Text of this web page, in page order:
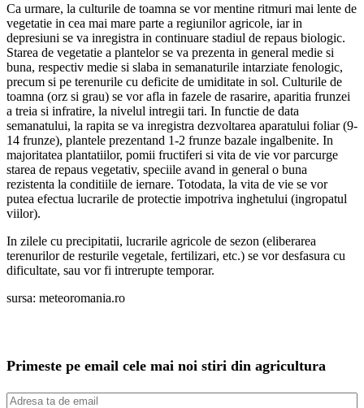
Ca urmare, la culturile de toamna se vor mentine ritmuri mai lente de
vegetatie in cea mai mare parte a regiunilor agricole, iar in
depresiuni se va inregistra in continuare stadiul de repaus biologic.
Starea de vegetatie a plantelor se va prezenta in general medie si
buna, respectiv medie si slaba in semanaturile intarziate fenologic,
precum si pe terenurile cu deficite de umiditate in sol. Culturile de
toamna (orz si grau) se vor afla in fazele de rasarire, aparitia frunzei
a treia si infratire, la nivelul intregii tari. In functie de data
semanatului, la rapita se va inregistra dezvoltarea aparatului foliar (9-
14 frunze), plantele prezentand 1-2 frunze bazale ingalbenite. In
majoritatea plantatiilor, pomii fructiferi si vita de vie vor parcurge
starea de repaus vegetativ, speciile avand in general o buna
rezistenta la conditiile de iernare. Totodata, la vita de vie se vor
putea efectua lucrarile de protectie impotriva inghetului (ingropatul
viilor).
In zilele cu precipitatii, lucrarile agricole de sezon (eliberarea
terenurilor de resturile vegetale, fertilizari, etc.) se vor desfasura cu
dificultate, sau vor fi intrerupte temporar.
sursa: meteoromania.ro
Primeste pe email cele mai noi stiri din agricultura